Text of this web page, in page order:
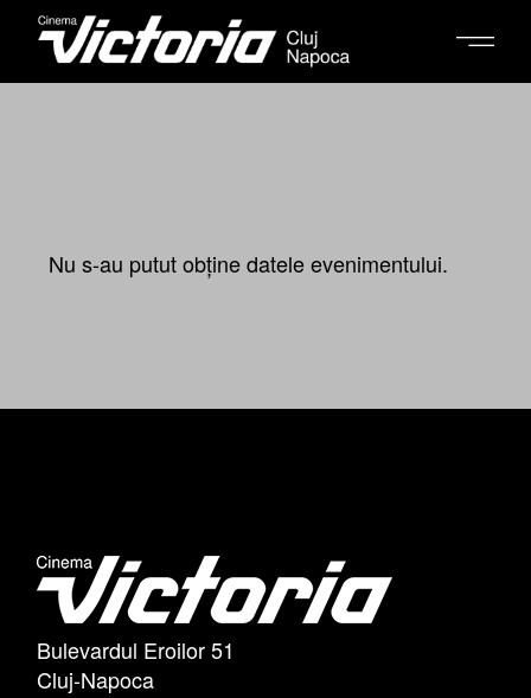
Nu s-au putut obține datele evenimentului.
Bulevardul Eroilor 51
Cluj-Napoca